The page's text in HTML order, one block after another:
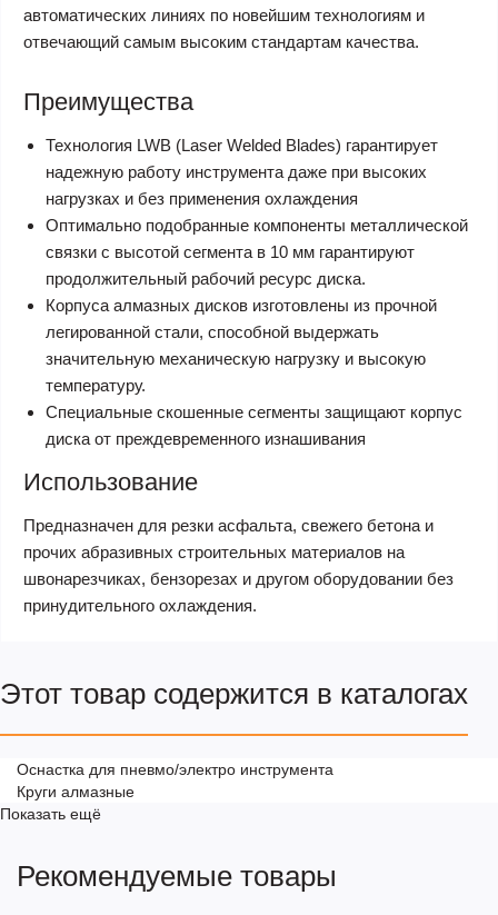
автоматических линиях по новейшим технологиям и
отвечающий самым высоким стандартам качества.
Преимущества
Технология LWB (Laser Welded Blades) гарантирует
надежную работу инструмента даже при высоких
нагрузках и без применения охлаждения
Оптимально подобранные компоненты металлической
связки с высотой сегмента в 10 мм гарантируют
продолжительный рабочий ресурс диска.
Корпуса алмазных дисков изготовлены из прочной
легированной стали, способной выдержать
значительную механическую нагрузку и высокую
температуру.
Специальные скошенные сегменты защищают корпус
диска от преждевременного изнашивания
Использование
Предназначен для резки асфальта, свежего бетона и
прочих абразивных строительных материалов на
швонарезчиках, бензорезах и другом оборудовании без
принудительного охлаждения.
Этот товар содержится в каталогах
Оснастка для пневмо/электро инструмента
Круги алмазные
Показать ещё
Рекомендуемые товары